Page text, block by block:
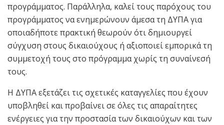
προγράμματος. Παράλληλα, καλεί τους παρόχους του
προγράμματος να ενημερώνουν άμεσα τη ΔΥΠΑ για
οποιαδήποτε πρακτική θεωρούν ότι δημιουργεί
σύγχυση στους δικαιούχους ή αξιοποιεί εμπορικά τη
συμμετοχή τους στο πρόγραμμα χωρίς τη συναίνεσή
τους.
Η ΔΥΠΑ εξετάζει τις σχετικές καταγγελίες που έχουν
υποβληθεί και προβαίνει σε όλες τις απαραίτητες
ενέργειες για την προστασία των δικαιούχων και των